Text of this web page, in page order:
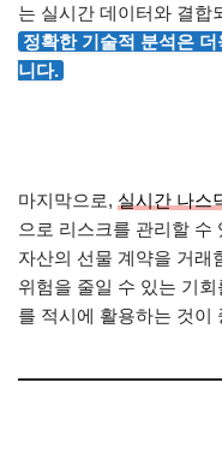
는 실시간 데이터와 결합
정확한 기술적 분석은
니다.
마지막으로, 실시간 나스
으로 리스크를 관리할 수
자산의 선물 계약을 거래
위험을 줄일 수 있는 기
를 적시에 활용하는 것이